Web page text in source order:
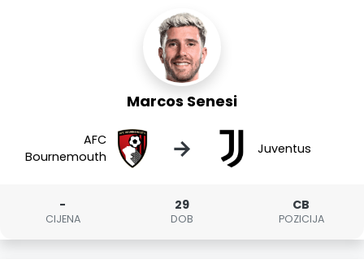
Marcos Senesi
AFC
Bournemouth
→ Juventus
-
CIJENA
29
DOB
CB
POZICIJA